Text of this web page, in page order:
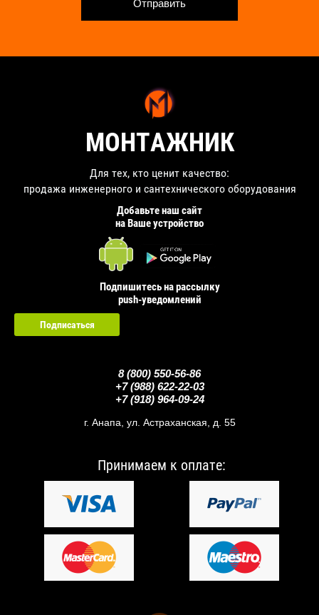
Отправить
МОНТАЖНИК
Для тех, кто ценит качество:
продажа инженерного и сантехнического оборудования
Добавьте наш сайт
на Ваше устройство
Подпишитесь на рассылку
push-уведомлений
Подписаться
8 (800) 550-56-86
+7 (988) 622-22-03
+7 (918) 964-09-24
г. Анапа, ул. Астраханская, д. 55
Принимаем к оплате: